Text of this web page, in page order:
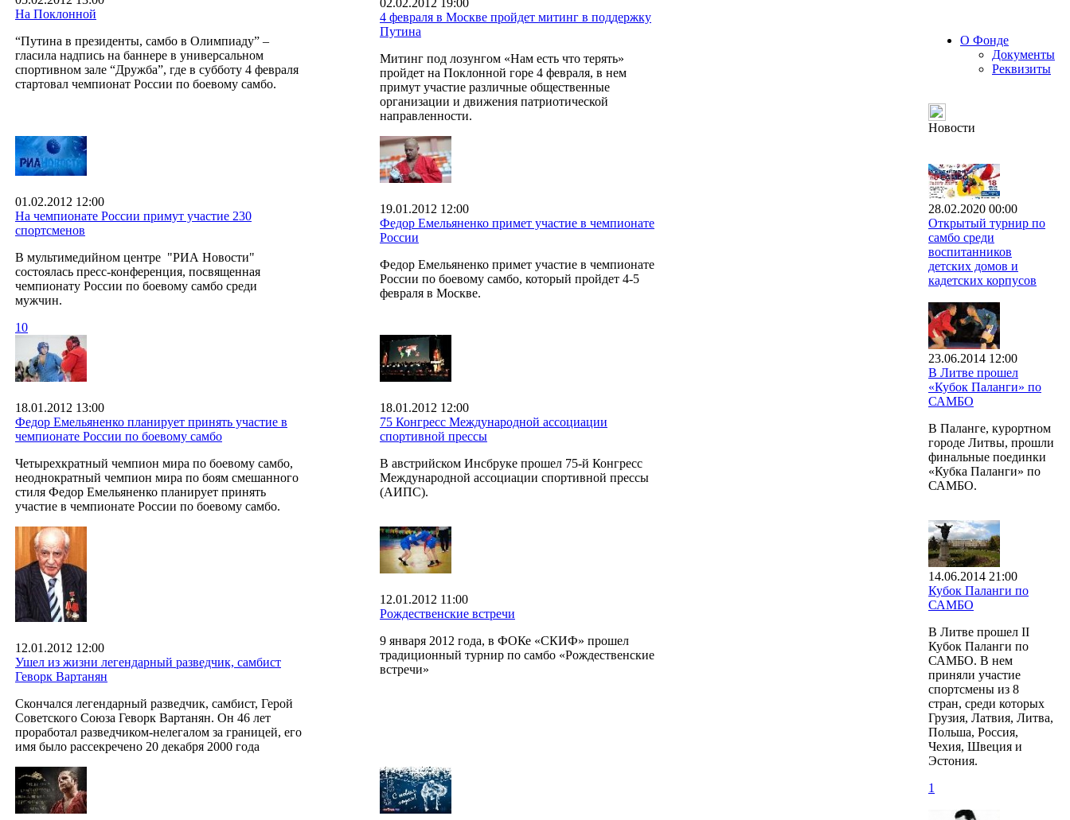
На Поклонной
“Путина в президенты, самбо в Олимпиаду” –
гласила надпись на баннере в универсальном
спортивном зале “Дружба”, где в субботу 4 февраля
стартовал чемпионат России по боевому самбо.
4 февраля в Москве пройдет митинг в поддержку
Путина
Митинг под лозунгом «Нам есть что терять»
пройдет на Поклонной горе 4 февраля, в нем
примут участие различные общественные
организации и движения патриотической
направленности.
01.02.2012 12:00
На чемпионате России примут участие 230
спортсменов
В мультимедийном центре "РИА Новости"
состоялась пресс-конференция, посвященная
чемпионату России по боевому самбо среди
мужчин.
10
19.01.2012 12:00
Федор Емельяненко примет участие в чемпионате
России
Федор Емельяненко примет участие в чемпионате
России по боевому самбо, который пройдет 4-5
февраля в Москве.
18.01.2012 13:00
Федор Емельяненко планирует принять участие в
чемпионате России по боевому самбо
Четырехкратный чемпион мира по боевому самбо,
неоднократный чемпион мира по боям смешанного
стиля Федор Емельяненко планирует принять
участие в чемпионате России по боевому самбо.
18.01.2012 12:00
75 Конгресс Международной ассоциации
спортивной прессы
В австрийском Инсбруке прошел 75-й Конгресс
Международной ассоциации спортивной прессы
(АИПС).
12.01.2012 12:00
Ушел из жизни легендарный разведчик, самбист
Геворк Вартанян
Скончался легендарный разведчик, самбист, Герой
Советского Союза Геворк Вартанян. Он 46 лет
проработал разведчиком-нелегалом за границей, его
имя было рассекречено 20 декабря 2000 года
12.01.2012 11:00
Рождественские встречи
9 января 2012 года, в ФОКе «СКИФ» прошел
традиционный турнир по самбо «Рождественские
встречи»
О Фонде
Документы
Реквизиты
Новости
28.02.2020 00:00
Открытый турнир по
самбо среди
воспитанников
детских домов и
кадетских корпусов
23.06.2014 12:00
В Литве прошел
«Кубок Паланги» по
САМБО
В Паланге, курортном
городе Литвы, прошли
финальные поединки
«Кубка Паланги» по
САМБО.
14.06.2014 21:00
Кубок Паланги по
САМБО
В Литве прошел II
Кубок Паланги по
САМБО. В нем
приняли участие
спортсмены из 8
стран, среди которых
Грузия, Латвия, Литва,
Польша, Россия,
Чехия, Швеция и
Эстония.
1